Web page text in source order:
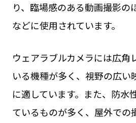
り、臨場感のある動画撮影の
などに使用されています。
ウェアラブルカメラには広角
いる機種が多く、視野の広い
に適しています。また、防水
ているものが多く、屋外での